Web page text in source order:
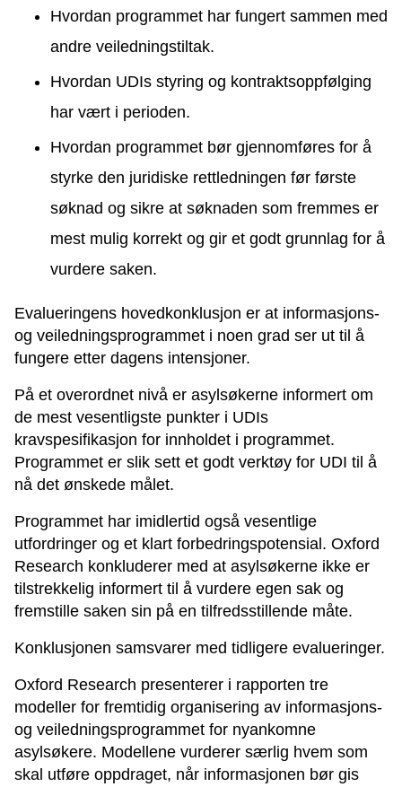
Hvordan programmet har fungert sammen med
andre veiledningstiltak.
Hvordan UDIs styring og kontraktsoppfølging
har vært i perioden.
Hvordan programmet bør gjennomføres for å
styrke den juridiske rettledningen før første
søknad og sikre at søknaden som fremmes er
mest mulig korrekt og gir et godt grunnlag for å
vurdere saken.
Evalueringens hovedkonklusjon er at informasjons-
og veiledningsprogrammet i noen grad ser ut til å
fungere etter dagens intensjoner.
På et overordnet nivå er asylsøkerne informert om
de mest vesentligste punkter i UDIs
kravspesifikasjon for innholdet i programmet.
Programmet er slik sett et godt verktøy for UDI til å
nå det ønskede målet.
Programmet har imidlertid også vesentlige
utfordringer og et klart forbedringspotensial. Oxford
Research konkluderer med at asylsøkerne ikke er
tilstrekkelig informert til å vurdere egen sak og
fremstille saken sin på en tilfredsstillende måte.
Konklusjonen samsvarer med tidligere evalueringer.
Oxford Research presenterer i rapporten tre
modeller for fremtidig organisering av informasjons-
og veiledningsprogrammet for nyankomne
asylsøkere. Modellene vurderer særlig hvem som
skal utføre oppdraget, når informasjonen bør gis